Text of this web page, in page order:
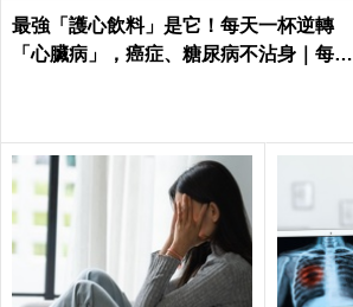
最強「護心飲料」是它！每天一杯逆轉
「心臟病」，癌症、糖尿病不沾身｜每日